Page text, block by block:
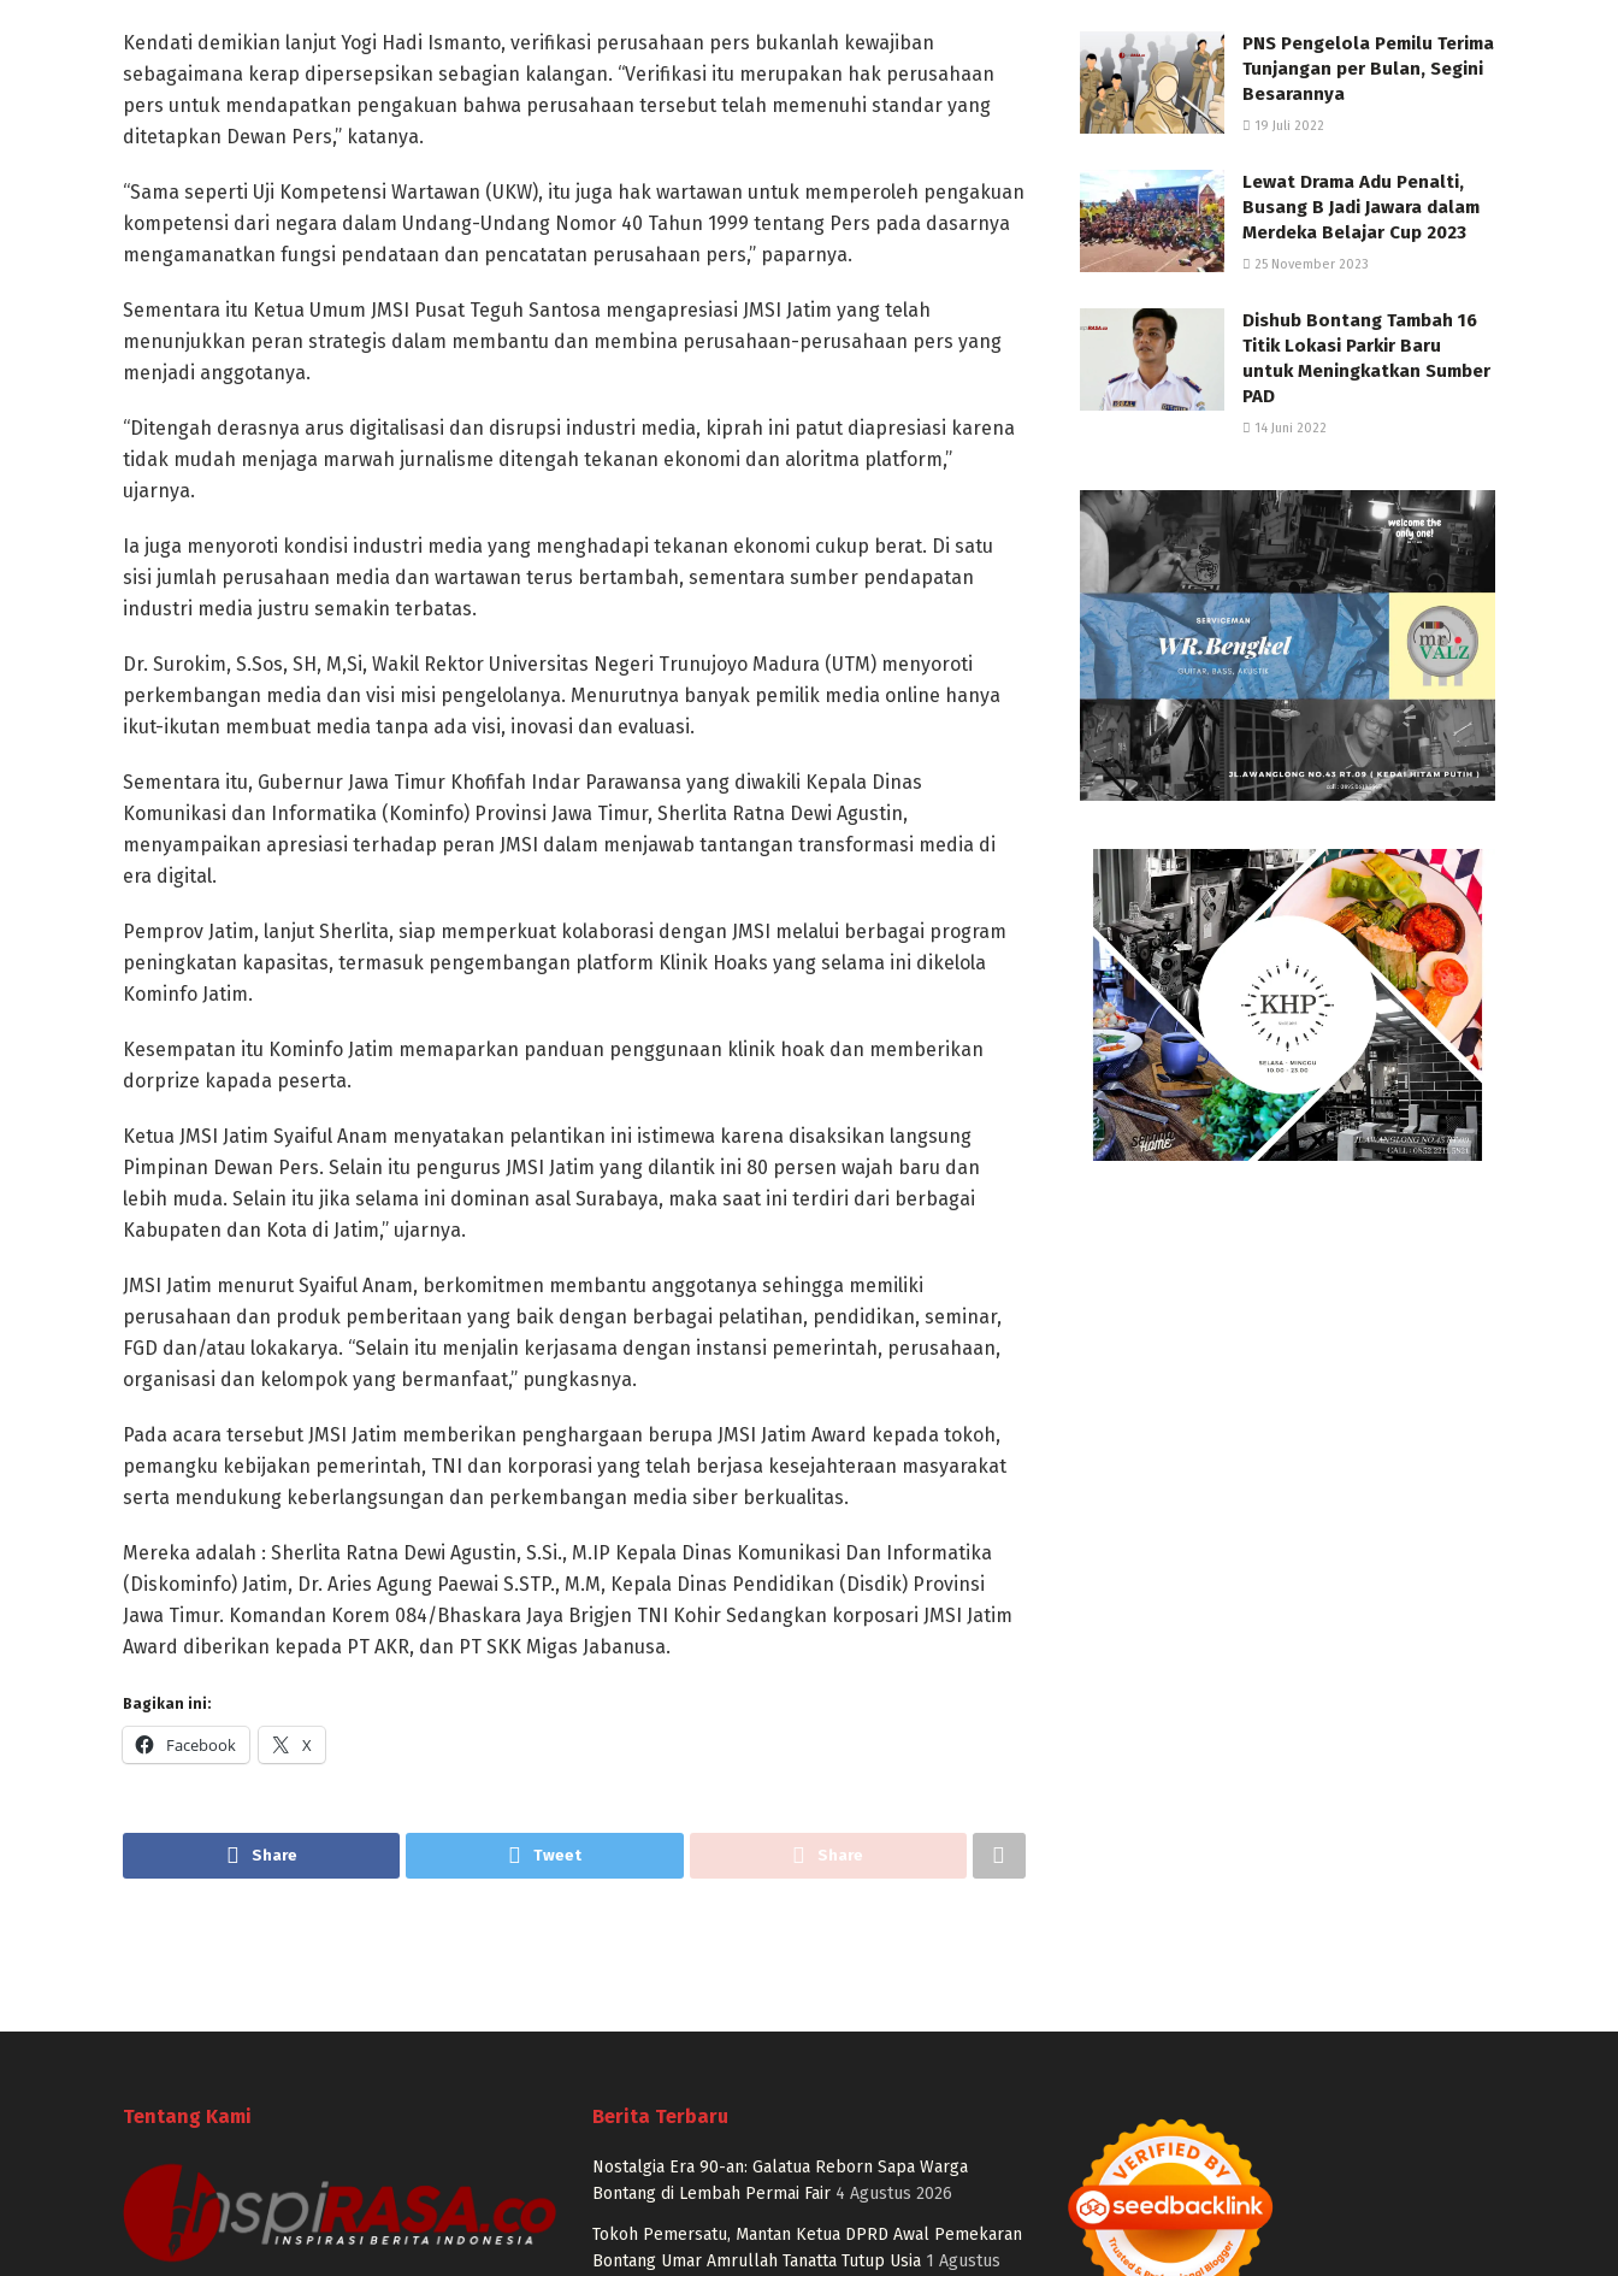
Kendati demikian lanjut Yogi Hadi Ismanto, verifikasi perusahaan pers bukanlah kewajiban
sebagaimana kerap dipersepsikan sebagian kalangan. “Verifikasi itu merupakan hak perusahaan
pers untuk mendapatkan pengakuan bahwa perusahaan tersebut telah memenuhi standar yang
ditetapkan Dewan Pers,” katanya.
“Sama seperti Uji Kompetensi Wartawan (UKW), itu juga hak wartawan untuk memperoleh pengakuan
kompetensi dari negara dalam Undang-Undang Nomor 40 Tahun 1999 tentang Pers pada dasarnya
mengamanatkan fungsi pendataan dan pencatatan perusahaan pers,” paparnya.
Sementara itu Ketua Umum JMSI Pusat Teguh Santosa mengapresiasi JMSI Jatim yang telah
menunjukkan peran strategis dalam membantu dan membina perusahaan-perusahaan pers yang
menjadi anggotanya.
“Ditengah derasnya arus digitalisasi dan disrupsi industri media, kiprah ini patut diapresiasi karena
tidak mudah menjaga marwah jurnalisme ditengah tekanan ekonomi dan aloritma platform,”
ujarnya.
Ia juga menyoroti kondisi industri media yang menghadapi tekanan ekonomi cukup berat. Di satu
sisi jumlah perusahaan media dan wartawan terus bertambah, sementara sumber pendapatan
industri media justru semakin terbatas.
Dr. Surokim, S.Sos, SH, M,Si, Wakil Rektor Universitas Negeri Trunujoyo Madura (UTM) menyoroti
perkembangan media dan visi misi pengelolanya. Menurutnya banyak pemilik media online hanya
ikut-ikutan membuat media tanpa ada visi, inovasi dan evaluasi.
Sementara itu, Gubernur Jawa Timur Khofifah Indar Parawansa yang diwakili Kepala Dinas
Komunikasi dan Informatika (Kominfo) Provinsi Jawa Timur, Sherlita Ratna Dewi Agustin,
menyampaikan apresiasi terhadap peran JMSI dalam menjawab tantangan transformasi media di
era digital.
Pemprov Jatim, lanjut Sherlita, siap memperkuat kolaborasi dengan JMSI melalui berbagai program
peningkatan kapasitas, termasuk pengembangan platform Klinik Hoaks yang selama ini dikelola
Kominfo Jatim.
Kesempatan itu Kominfo Jatim memaparkan panduan penggunaan klinik hoak dan memberikan
dorprize kapada peserta.
Ketua JMSI Jatim Syaiful Anam menyatakan pelantikan ini istimewa karena disaksikan langsung
Pimpinan Dewan Pers. Selain itu pengurus JMSI Jatim yang dilantik ini 80 persen wajah baru dan
lebih muda. Selain itu jika selama ini dominan asal Surabaya, maka saat ini terdiri dari berbagai
Kabupaten dan Kota di Jatim,” ujarnya.
JMSI Jatim menurut Syaiful Anam, berkomitmen membantu anggotanya sehingga memiliki
perusahaan dan produk pemberitaan yang baik dengan berbagai pelatihan, pendidikan, seminar,
FGD dan/atau lokakarya. “Selain itu menjalin kerjasama dengan instansi pemerintah, perusahaan,
organisasi dan kelompok yang bermanfaat,” pungkasnya.
Pada acara tersebut JMSI Jatim memberikan penghargaan berupa JMSI Jatim Award kepada tokoh,
pemangku kebijakan pemerintah, TNI dan korporasi yang telah berjasa kesejahteraan masyarakat
serta mendukung keberlangsungan dan perkembangan media siber berkualitas.
Mereka adalah : Sherlita Ratna Dewi Agustin, S.Si., M.IP Kepala Dinas Komunikasi Dan Informatika
(Diskominfo) Jatim, Dr. Aries Agung Paewai S.STP., M.M, Kepala Dinas Pendidikan (Disdik) Provinsi
Jawa Timur. Komandan Korem 084/Bhaskara Jaya Brigjen TNI Kohir Sedangkan korposari JMSI Jatim
Award diberikan kepada PT AKR, dan PT SKK Migas Jabanusa.
Bagikan ini:
Facebook X
Share Tweet Share
PNS Pengelola Pemilu Terima
Tunjangan per Bulan, Segini
Besarannya
19 Juli 2022
Lewat Drama Adu Penalti,
Busang B Jadi Jawara dalam
Merdeka Belajar Cup 2023
25 November 2023
Dishub Bontang Tambah 16
Titik Lokasi Parkir Baru
untuk Meningkatkan Sumber
PAD
14 Juni 2022
Tentang Kami Berita Terbaru
Nostalgia Era 90-an: Galatua Reborn Sapa Warga
Bontang di Lembah Permai Fair 4 Agustus 2026
Tokoh Pemersatu, Mantan Ketua DPRD Awal Pemekaran
Bontang Umar Amrullah Tanatta Tutup Usia 1 Agustus